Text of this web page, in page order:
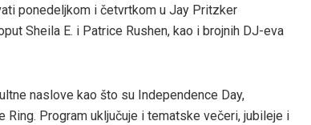
ponedeljkom i četvrtkom u Jay Pritzker
Sheila E. i Patrice Rushen, kao i brojnih DJ-eva
naslove kao što su Independence Day,
Program uključuje i tematske večeri, jubileje i